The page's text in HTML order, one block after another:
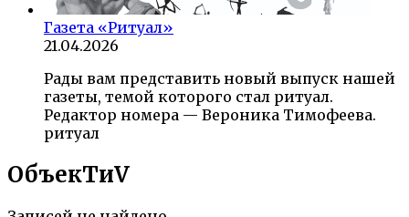
Газета «Ритуал»
21.04.2026
Рады вам представить новый выпуск нашей
газеты, темой которого стал ритуал.
Редактор номера — Вероника Тимофеева.
ритуал
ОбъекTиV